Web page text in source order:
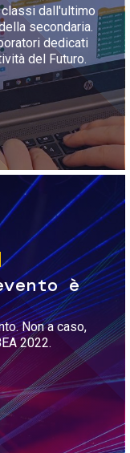
dall'ultimo
secondaria.
dedicati
del Futuro.
è
Non a caso,
2022.